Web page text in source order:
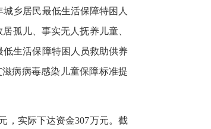
乡居民最低生活保障特困人
孤儿、事实无人抚养儿童、
低生活保障特困人员救助供养
病病毒感染儿童保障标准提
，实际下达资金307万元。截